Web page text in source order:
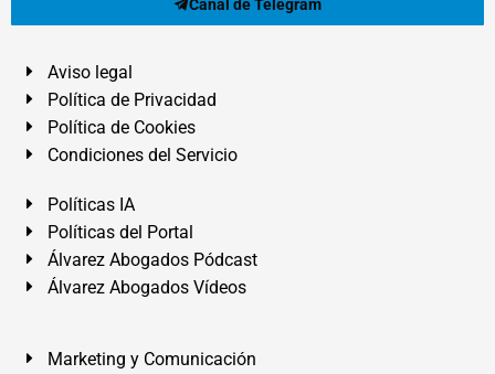
Canal de Telegram
Aviso legal
Política de Privacidad
Política de Cookies
Condiciones del Servicio
Políticas IA
Políticas del Portal
Álvarez Abogados Pódcast
Álvarez Abogados Vídeos
Marketing y Comunicación